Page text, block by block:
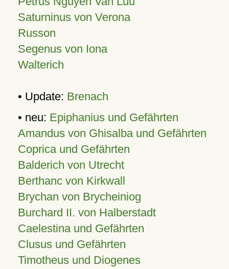
Saturninus von Verona
Russon
Segenus von Iona
Walterich
• Update: Brenach
• neu: Epiphanius und Gefährten
Amandus von Ghisalba und Gefährten
Coprica und Gefährten
Balderich von Utrecht
Berthanc von Kirkwall
Brychan von Brycheiniog
Burchard II. von Halberstadt
Caelestina und Gefährten
Clusus und Gefährten
Timotheus und Diogenes